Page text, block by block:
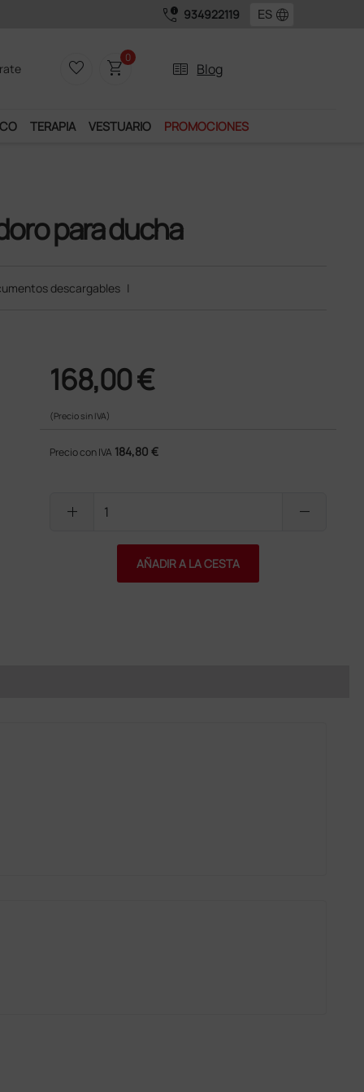
call_quality 934922119 language
favorite_border shopping_cart0
two_pager Blog
TERAPIA VESTUARIO PROMOCIONES
para ducha
descargables |
168,00 €
(Precio sin IVA)
Precio con IVA 184,80 €
add remove
AÑADIR A LA CESTA